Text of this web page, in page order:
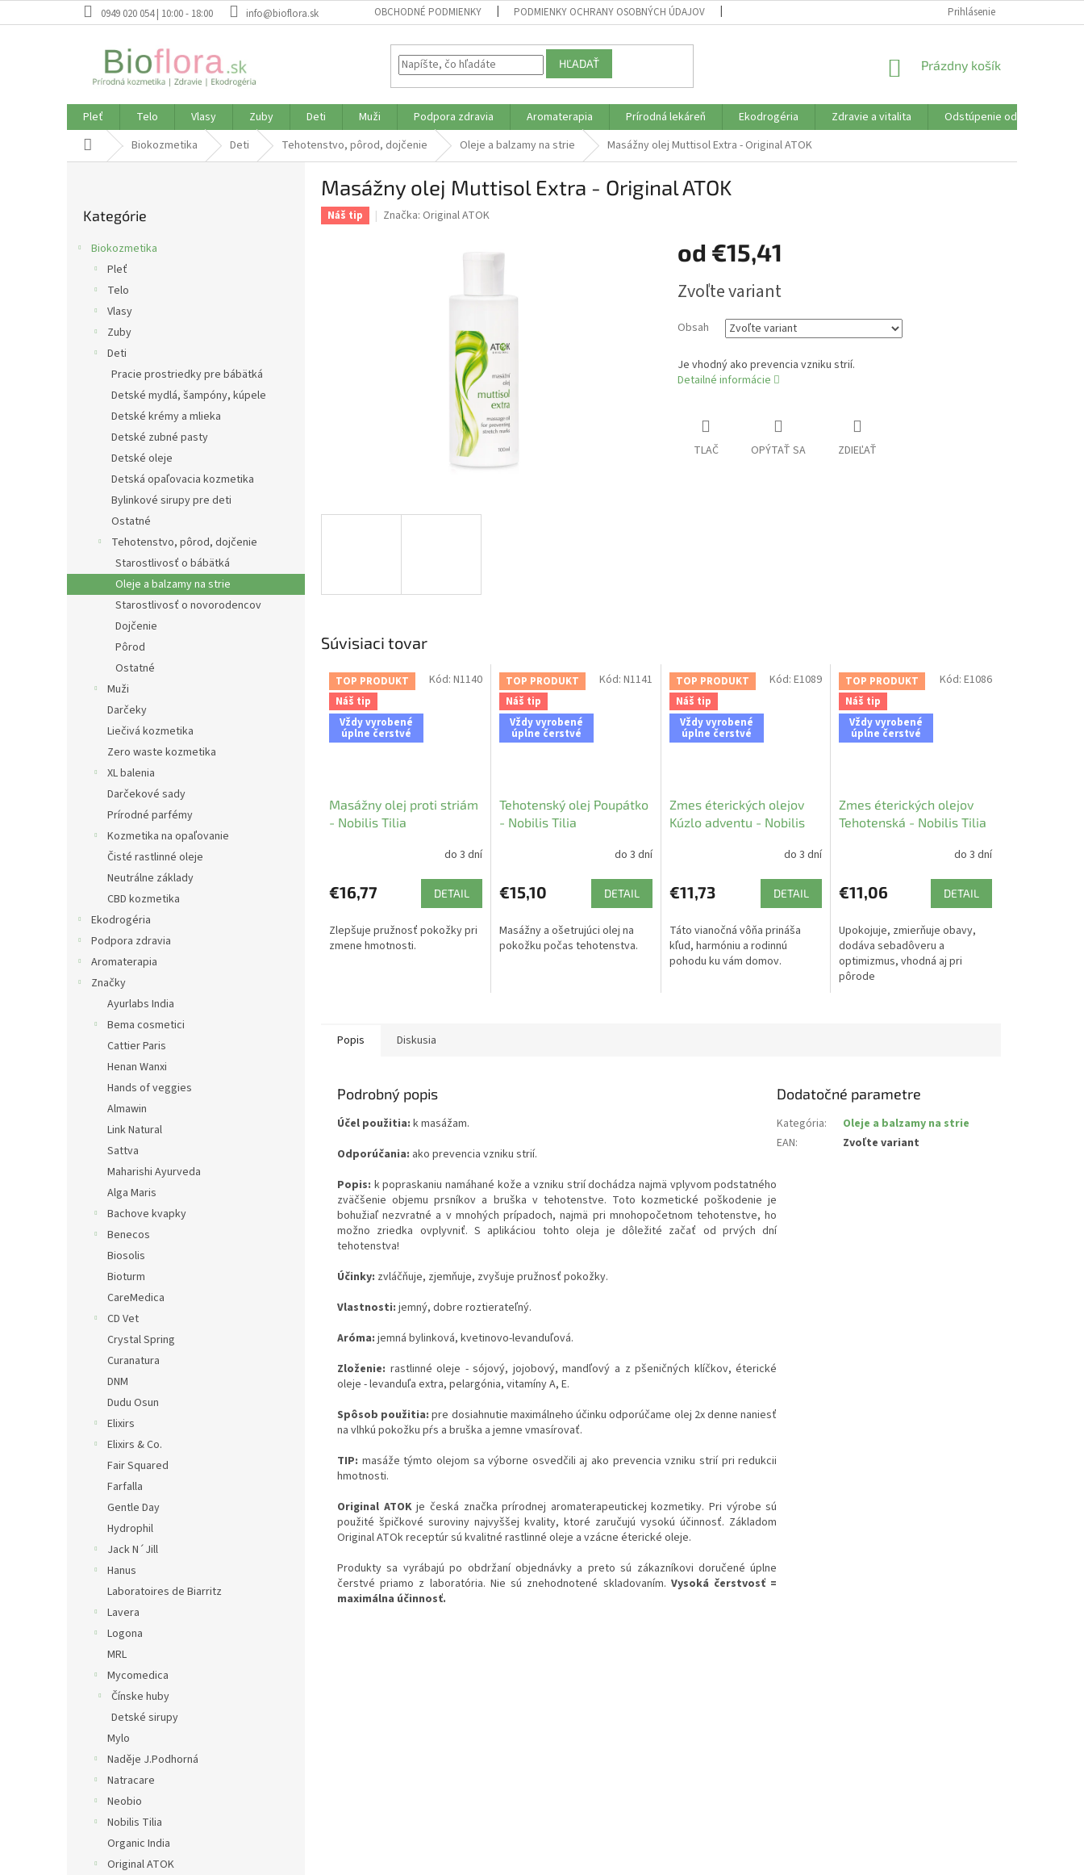
na
0949 020 054 | 10:00 - 18:00 info@bioflora.sk OBCHODNÉ PODMIENKY PODMIENKY OCHRANY OSOBNÝCH ÚDAJOV DOPRAVA PLATBA
Prihlásenie
HĽADAŤ
NÁKUPNÝ
Prázdny košík
Pleť Telo Vlasy Zuby Deti Muži Podpora zdravia Aromaterapia Prírodná lekáreň Ekodrogéria Zdravie a vitalita
Odstúpenie od zmluvy
DomovBiokozmetika Deti Tehotenstvo, pôrod, dojčenie Oleje a balzamy na strie Masážny olej Muttisol Extra - Original ATOK
kategórie
Kategórie
Biokozmetika
Pleť
Telo
Vlasy
Zuby
Deti
Pracie prostriedky pre bábätká
Detské mydlá, šampóny, kúpele
Detské krémy a mlieka
Detské zubné pasty
Detské oleje
Detská opaľovacia kozmetika
Bylinkové sirupy pre deti
Ostatné
Tehotenstvo, pôrod, dojčenie
Starostlivosť o bábätká
Oleje a balzamy na strie
Starostlivosť o novorodencov
Dojčenie
Pôrod
Ostatné
Muži
Darčeky
Liečivá kozmetika
Zero waste kozmetika
XL balenia
Darčekové sady
Prírodné parfémy
Kozmetika na opaľovanie
Čisté rastlinné oleje
Neutrálne základy
CBD kozmetika
Ekodrogéria
Podpora zdravia
Aromaterapia
Značky
Ayurlabs India
Bema cosmetici
Cattier Paris
Henan Wanxi
Hands of veggies
Almawin
Link Natural
Sattva
Maharishi Ayurveda
Alga Maris
Bachove kvapky
Benecos
Biosolis
Bioturm
CareMedica
CD Vet
Crystal Spring
Curanatura
DNM
Dudu Osun
Elixirs
Elixirs & Co.
Fair Squared
Farfalla
Gentle Day
Hydrophil
Jack N´Jill
Hanus
Laboratoires de Biarritz
Lavera
Logona
MRL
Mycomedica
Čínske huby
Detské sirupy
Mylo
Naděje J.Podhorná
Natracare
Neobio
Nobilis Tilia
Organic India
Original ATOK
Masážny olej Muttisol Extra - Original ATOK
Náš tip Značka: Original ATOK
od €15,41
cena:
Zvoľte variant
Obsah
Je vhodný ako prevencia vzniku strií.
Detailné informácie
TLAČ OPÝTAŤ SA ZDIEĽAŤ
Súvisiaci tovar
TOP PRODUKT
Náš tip
Vždy vyrobené
úplne čerstvé
Masážny olej proti striám
- Nobilis Tilia
do 3 dní
€16,77 DETAIL
Zlepšuje pružnosť pokožky pri
zmene hmotnosti.
Kód: N1140
TOP PRODUKT
Náš tip
Vždy vyrobené
úplne čerstvé
Tehotenský olej Poupátko
- Nobilis Tilia
do 3 dní
€15,10 DETAIL
Masážny a ošetrujúci olej na
pokožku počas tehotenstva.
Kód: N1141
TOP PRODUKT
Náš tip
Vždy vyrobené
úplne čerstvé
Zmes éterických olejov
Kúzlo adventu - Nobilis
do 3 dní
€11,73 DETAIL
Táto vianočná vôňa prináša
kľud, harmóniu a rodinnú
pohodu ku vám domov.
Kód:E1089
TOP PRODUKT
Náš tip
Vždy vyrobené
úplne čerstvé
Zmes éterických olejov
Tehotenská - Nobilis Tilia
do 3 dní
€11,06 DETAIL
Upokojuje, zmierňuje obavy,
dodáva sebadôveru a
optimizmus, vhodná aj pri
pôrode
Kód: E1086
Popis Diskusia
Podrobný popis
Účel použitia: k masážam.
Odporúčania: ako prevencia vzniku strií.
Popis: k popraskaniu namáhané kože a vzniku strií dochádza najmä vplyvom podstatného
zväčšenie objemu prsníkov a bruška v tehotenstve. Toto kozmetické poškodenie je
bohužiaľ nezvratné a v mnohých prípadoch, najmä pri mnohopočetnom tehotenstve, ho
možno zriedka ovplyvniť. S aplikáciou tohto oleja je dôležité začať od prvých dní
tehotenstva!
Účinky: zvláčňuje, zjemňuje, zvyšuje pružnosť pokožky.
Vlastnosti: jemný, dobre roztierateľný.
Aróma: jemná bylinková, kvetinovo-levanduľová.
Zloženie: rastlinné oleje - sójový, jojobový, mandľový a z pšeničných klíčkov, éterické
oleje - levanduľa extra, pelargónia, vitamíny A, E.
Spôsob použitia: pre dosiahnutie maximálneho účinku odporúčame olej 2x denne naniesť
na vlhkú pokožku pŕs a bruška a jemne vmasírovať.
TIP: masáže týmto olejom sa výborne osvedčili aj ako prevencia vzniku strií pri redukcii
hmotnosti.
Original ATOKje česká značka prírodnej aromaterapeutickej kozmetiky. Pri výrobe sú
použité špičkové suroviny najvyššej kvality, ktoré zaručujú vysokú účinnosť. Základom
Original ATOk receptúr sú kvalitné rastlinné oleje a vzácne éterické oleje.
Produkty sa vyrábajú po obdržaní objednávky a preto sú zákazníkovi doručené úplne
čerstvé priamo z laboratória. Nie sú znehodnotené skladovaním. Vysoká čerstvosť =
maximálna účinnosť.
Dodatočné parametre
Kategória:
Oleje a balzamy na strie
EAN: Zvoľte variant